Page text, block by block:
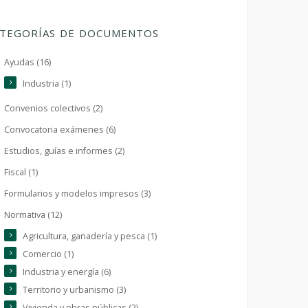
DE DOCUMENTOS
Ayudas (16)
Industria (1)
Convenios colectivos (2)
Convocatoria exámenes (6)
Estudios, guías e informes (2)
Fiscal (1)
Formularios y modelos impresos (3)
Normativa (12)
Agricultura, ganadería y pesca (1)
Comercio (1)
Industria y energía (6)
Territorio y urbanismo (3)